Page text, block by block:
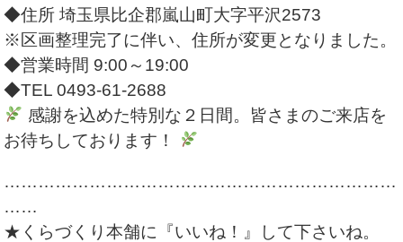
◆住所 埼玉県比企郡嵐山町大字平沢2573
※区画整理完了に伴い、住所が変更となりました。
◆営業時間 9:00～19:00
◆TEL 0493-61-2688
感謝を込めた特別な２日間。皆さまのご来店を
お待ちしております！
……………………………………………………………
……
★くらづくり本舗に『いいね！』して下さいね。